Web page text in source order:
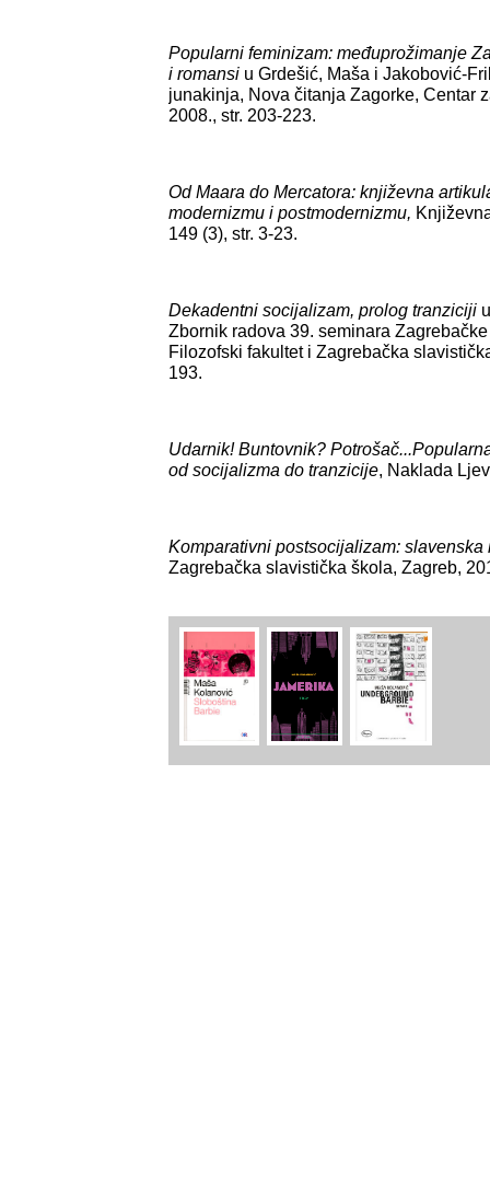
Popularni feminizam: međuprožimanje
i romansi u Grdešić, Maša i Jakobović-
junakinja, Nova čitanja Zagorke, Centar
2008., str. 203-223.
Od Maara do Mercatora: književna
modernizmu i postmodernizmu,
149 (3), str. 3-23.
Dekadentni socijalizam, prolog tranziciji
Zbornik radova 39. seminara
Filozofski fakultet i Zagrebačka
193.
Udarnik! Buntovnik?
od socijalizma do tranzicije, Naklada
Komparativni postsocijalizam:
Zagrebačka slavistička škola, Zagreb,